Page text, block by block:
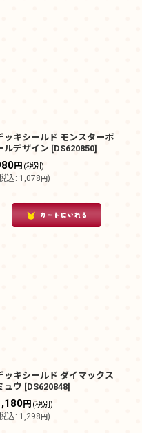
ッキシールド モンスターボ
ルデザイン [DS620850]
円 (税別)
込: 1,078円)
ッキシールド ダイマックス
ュウ [DS620848]
円 (税別)
込: 1,298円)